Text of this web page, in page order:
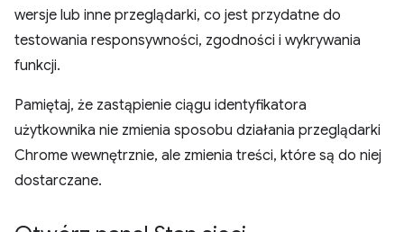
wersje lub inne przeglądarki, co jest przydatne do
testowania responsywności, zgodności i wykrywania
funkcji.
Pamiętaj, że zastąpienie ciągu identyfikatora
użytkownika nie zmienia sposobu działania przeglądarki
Chrome wewnętrznie, ale zmienia treści, które są do niej
dostarczane.